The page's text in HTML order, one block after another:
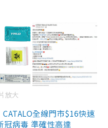
放大
全線門市$16快速
冠病毒 準確性高達